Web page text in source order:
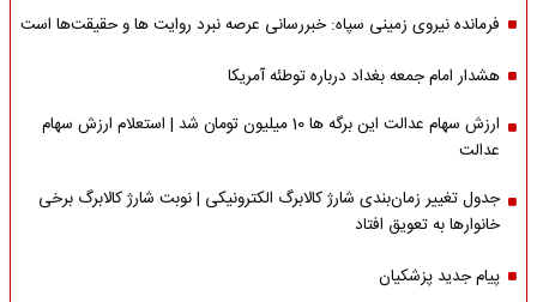
فرمانده نیروی زمینی سپاه: خبررسانی عرصه نبرد روایت ها و حقیقت‌ها است
هشدار امام جمعه بغداد درباره توطئه آمریکا
ارزش سهام عدالت این برگه ها 10 میلیون تومان شد | استعلام ارزش سهام
عدالت
جدول تغییر زمان‌بندی شارژ کالابرگ الکترونیکی | نوبت شارژ کالابرگ برخی
خانوارها به تعویق افتاد
پیام جدید پزشکیان